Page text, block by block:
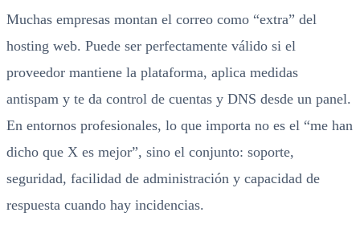
Muchas empresas montan el correo como “extra” del
hosting web. Puede ser perfectamente válido si el
proveedor mantiene la plataforma, aplica medidas
antispam y te da control de cuentas y DNS desde un panel.
En entornos profesionales, lo que importa no es el “me han
dicho que X es mejor”, sino el conjunto: soporte,
seguridad, facilidad de administración y capacidad de
respuesta cuando hay incidencias.